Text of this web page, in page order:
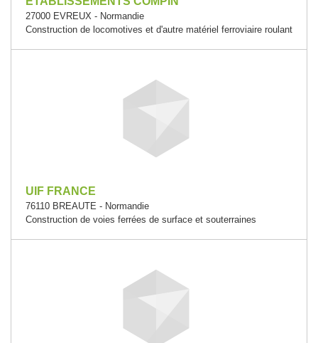
27000 EVREUX - Normandie
Construction de locomotives et d'autre matériel ferroviaire roulant
UIF FRANCE
76110 BREAUTE - Normandie
Construction de voies ferrées de surface et souterraines